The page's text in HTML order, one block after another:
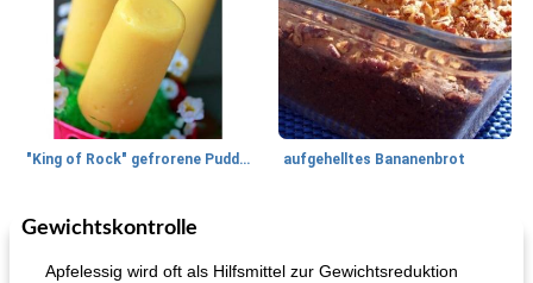
"King of Rock" gefrorene Pudding Pops aufgehelltes Bananenbrot
Mittagessen / Snacks
Gewichtskontrolle
Apfelessig wird oft als Hilfsmittel zur Gewichtsreduktion